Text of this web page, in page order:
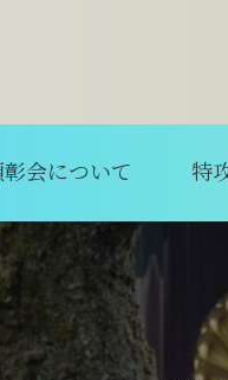
会について 特